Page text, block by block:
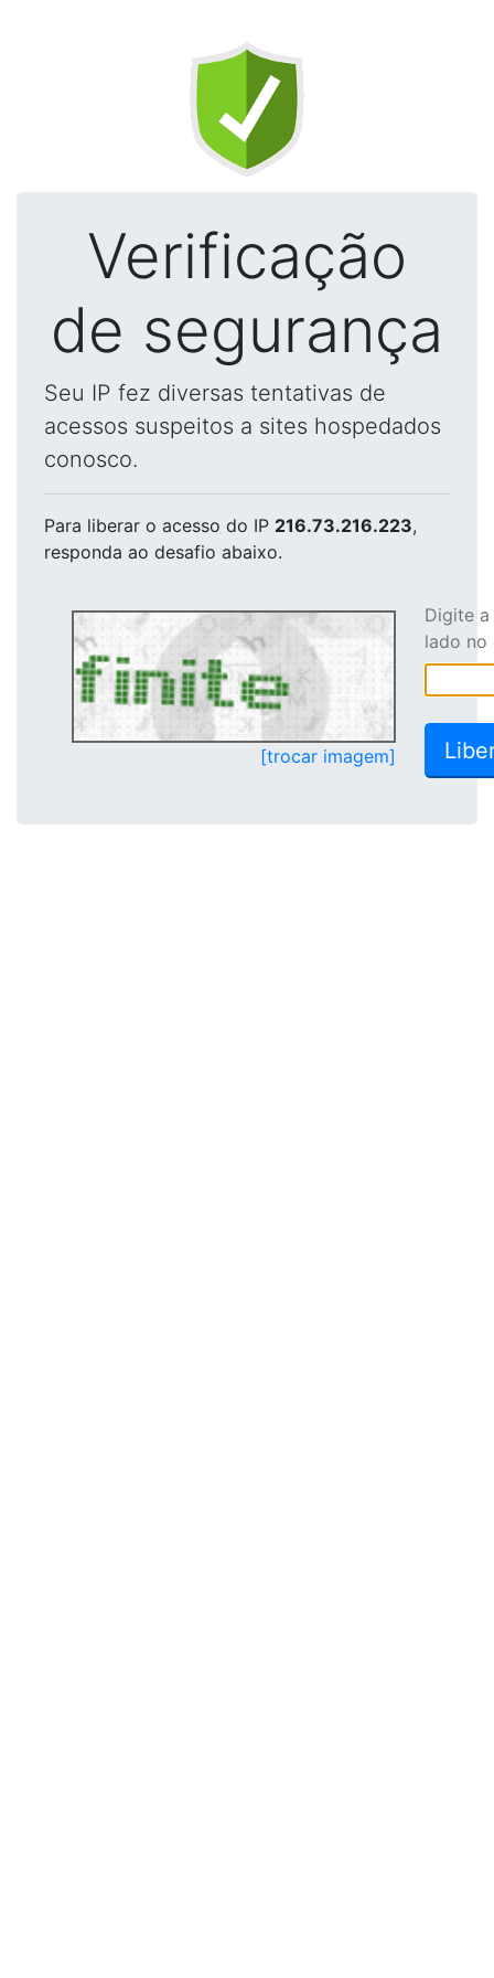
Verificação
de segurança
Seu IP fez diversas tentativas de
acessos suspeitos a sites hospedados
conosco.
Para liberar o acesso do IP 216.73.216.223,
responda ao desafio abaixo.
[trocar imagem]
Digite
lado no